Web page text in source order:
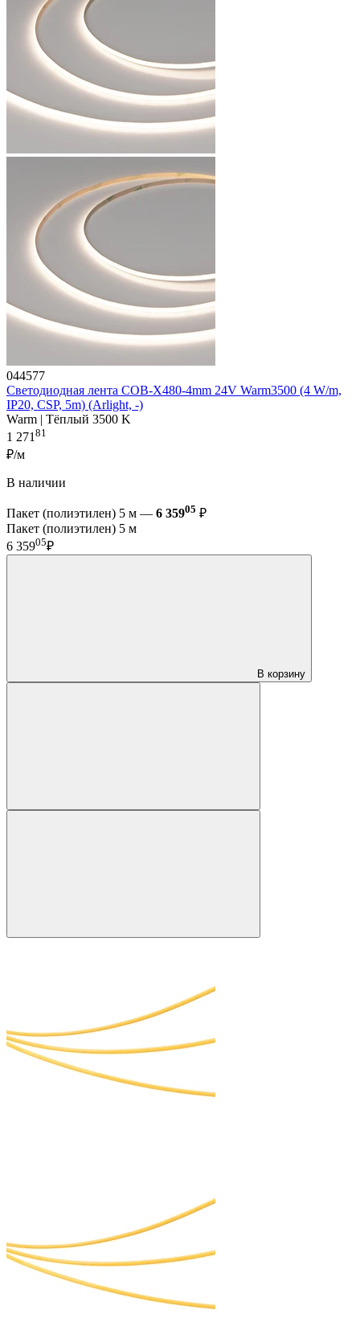
044577
Светодиодная лента COB-X480-4mm 24V Warm3500 (4 W/m,
IP20, CSP, 5m) (Arlight, -)
Warm | Тёплый 3500 K
1 27181
₽/м
В наличии
Пакет (полиэтилен) 5 м — 6 35905 ₽
Пакет (полиэтилен) 5 м
6 35905₽
В корзину